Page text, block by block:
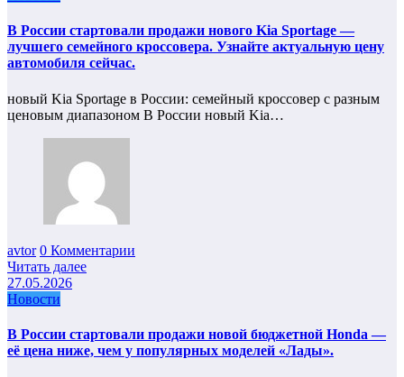
В России стартовали продажи нового Kia Sportage —
лучшего семейного кроссовера. Узнайте актуальную цену
автомобиля сейчас.
новый Kia Sportage в России: семейный кроссовер с разным
ценовым диапазоном В России новый Kia…
avtor 0 Комментарии
Читать далее
27.05.2026
Новости
В России стартовали продажи новой бюджетной Honda —
её цена ниже, чем у популярных моделей «Лады».